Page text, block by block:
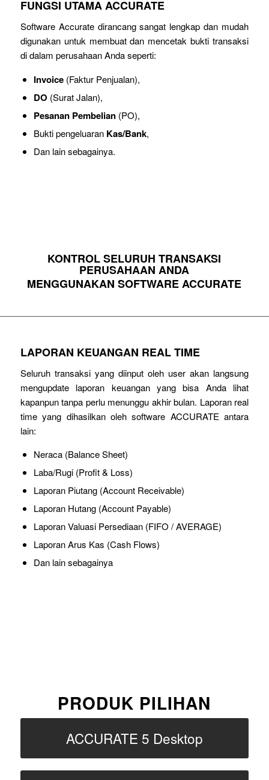
FUNGSI UTAMA ACCURATE
Software Accurate dirancang sangat lengkap dan mudah
digunakan untuk membuat dan mencetak bukti transaksi
di dalam perusahaan Anda seperti:
Invoice(Faktur Penjualan),
DO (Surat Jalan),
Pesanan Pembelian(PO),
Bukti pengeluaran Kas/Bank,
Dan lain sebagainya.
KONTROL SELURUH TRANSAKSI
PERUSAHAAN ANDA
MENGGUNAKAN SOFTWARE ACCURATE
LAPORAN KEUANGAN REAL TIME
Seluruh transaksi yang diinput oleh user akan langsung
mengupdate laporan keuangan yang bisa Anda lihat
kapanpun tanpa perlu menunggu akhir bulan. Laporan real
time yang dihasilkan oleh software ACCURATE antara
lain:
Neraca (Balance Sheet)
Laba/Rugi (Profit & Loss)
Laporan Piutang (Account Receivable)
Laporan Hutang (Account Payable)
Laporan Valuasi Persediaan (FIFO / AVERAGE)
Laporan Arus Kas (Cash Flows)
Dan lain sebagainya
PRODUK PILIHAN
ACCURATE 5 Desktop